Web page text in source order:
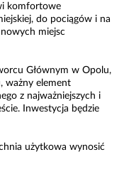
komfortowe
do pociągów i na
miejsc
Głównym w Opolu,
ważny element
z najważniejszych i
Inwestycja będzie
użytkowa wynosić